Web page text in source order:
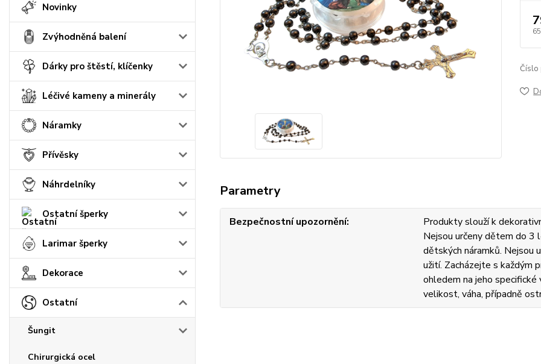
Novinky
Zvýhodněná balení
Dárky pro štěstí, klíčenky
Léčivé kameny a minerály
Náramky
Přívěsky
Náhrdelníky
Ostatní šperky
Larimar šperky
Dekorace
Ostatní
Šungit
Chirurgická ocel
Číslo
Parametry
Bezpečnostní upozornění
Produkty slouží k
Nejsou určeny dětem do 3
dětských náramků. Nejsou
užití. Zacházejte s každým
ohledem na jeho
velikost, váha, případně